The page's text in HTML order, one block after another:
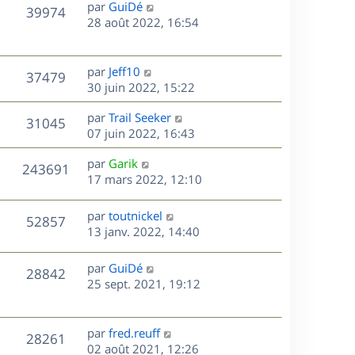
s
n
i
r
m
e
s
s
a
g
e
39974V
s
D
e
n
i
e
r
m
e
s
s
a
g
e
par GuiDé
28 août 2022, 16:54
37479V
u
s
D
e
r
n
i
e
r
m
e
s
s
e
par Jeff10
30 juin 2022, 15:22
31045V
u
e
D
e
r
n
i
e
r
m
s
a
e
par Trail Seeker
07 juin 2022, 16:43
243691
u
s
D
e
n
i
r
m
e
s
a
par Garik
17 mars 2022, 12:10
52857V
u
e
D
e
i
e
e
par toutnickel
13 janv. 2022, 14:40
28842V
D
e
n
i
e
par GuiDé
25 sept. 2021, 19:12
28261
D
e
par fred.reuff
02 août 2021, 12:26